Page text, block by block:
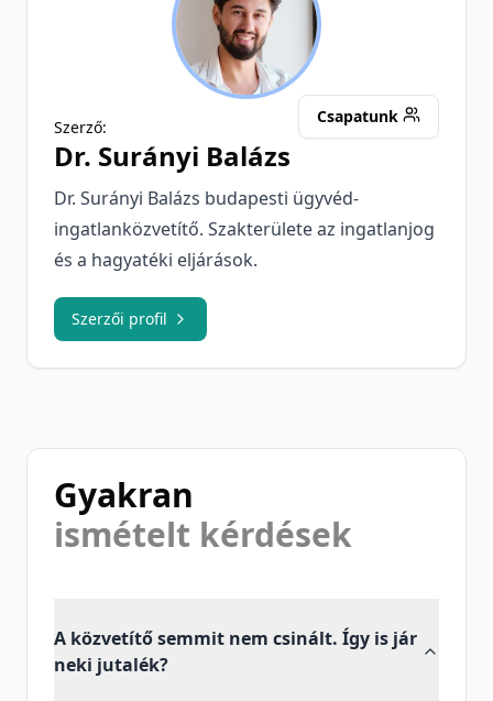
SB
Szerző:
Csapatunk
Dr. Surányi Balázs
Dr. Surányi Balázs budapesti ügyvéd-
ingatlanközvetítő. Szakterülete az ingatlanjog
és a hagyatéki eljárások.
Szerzői profil
Gyakran
ismételt kérdések
A közvetítő semmit nem csinált. Így is jár
neki jutalék?